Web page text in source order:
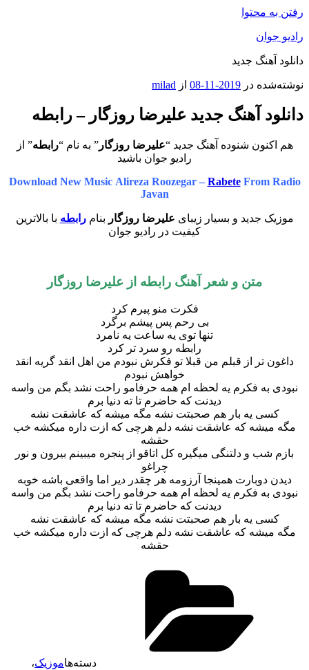
رفتن به محتوا
رادیو جوان
دانلود آهنگ جدید
نوشته‌شده در 2019-11-08 از milad
دانلود آهنگ جدید علیرضا روزگار – رابطه
هم اکنون شنوده آهنگ جدید “علیرضا روزگار” به نام “رابطه” از
رادیو جوان باشید
Download New Music Alireza Roozegar – RabeteFrom Radio
Javan
موزیک جدید و بسیار زیبای علیرضا روزگار بنامرابطه با بالاترین
کیفیت در رادیو جوان
متن و شعر آهنگ رابطه از علیرضا روزگار
فکرت منو پیرم کرد
بی رحم پس پیشم برگرد
تنها توی یه ساعت یه نامرد
رابطه رو سرد تر کرد
داغون تر از قبلم من قبلا تو فکرش نبودم من اهل انقد گریه انقد
خواهش نبودم
نبودی به فکرم یه لحظه ام همه حرفامو راحت نشد بگم من واسه
دیدنت که حاضرم تا ته دنیا برم
کسی یه بار هم صحبتت نشه مگه میشه که عاشقت نشه
مگه میشه که عاشقت نشه دلم هرچی که ازت داره میکشه خب
حقشه
بازم شب و دلتنگی میگیره کل اتاقو از پنجره میبینم بیرون و نور
چراغو
دیدن دوبارت همینجا آرزومه هر چقدر دیر اما واقعی باشه خوبه
نبودی به فکرم یه لحظه ام همه حرفامو راحت نشد بگم من واسه
دیدنت که حاضرم تا ته دنیا برم
کسی یه بار هم صحبتت نشه مگه میشه که عاشقت نشه
مگه میشه که عاشقت نشه دلم هرچی که ازت داره میکشه خب
حقشه
دسته‌هاموزیک،